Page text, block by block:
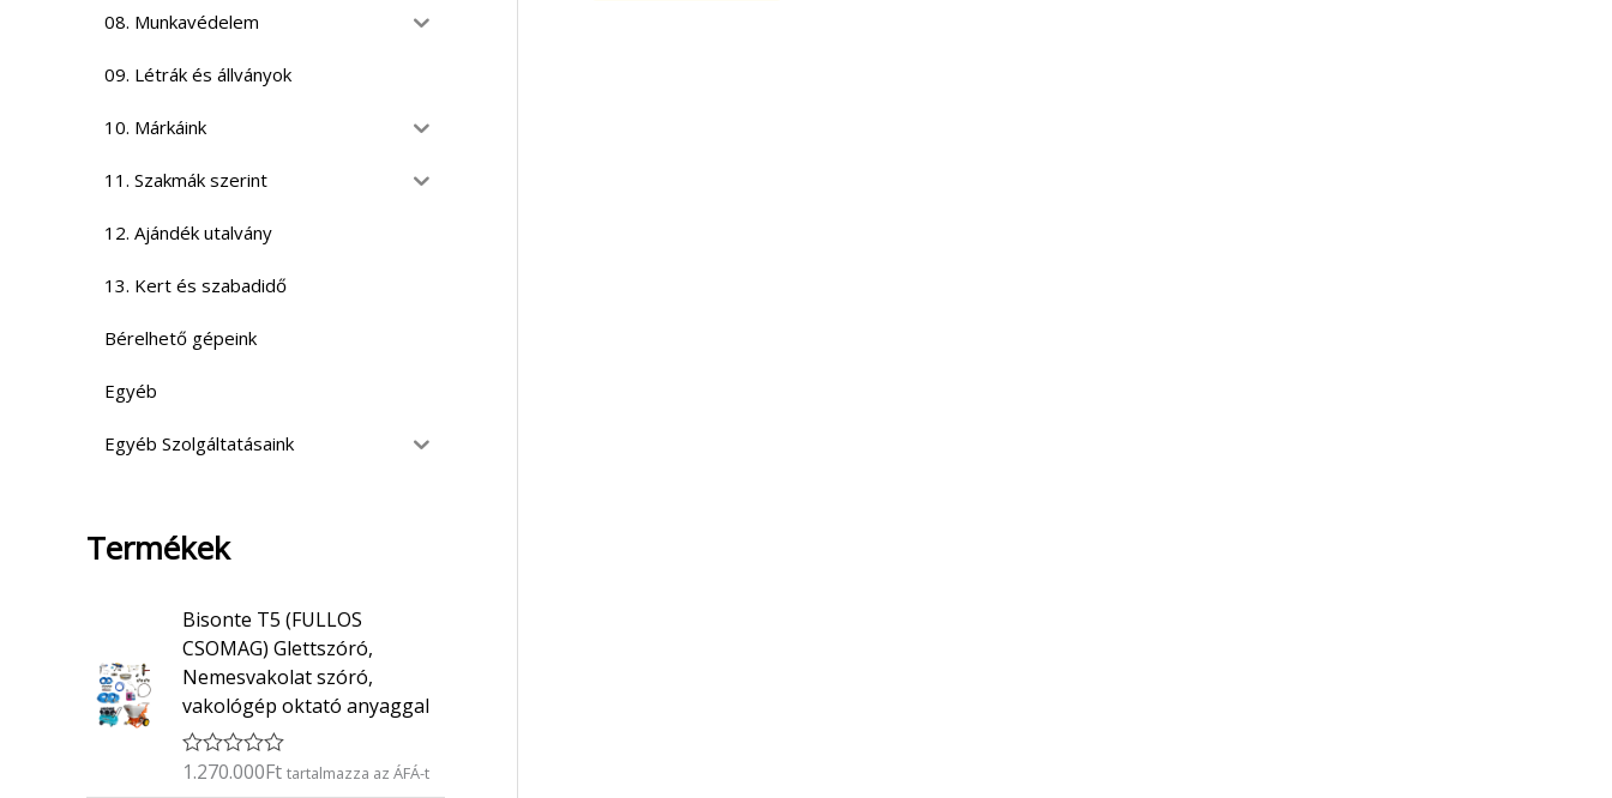
08. Munkavédelem
09. Létrák és állványok
10. Márkáink
11. Szakmák szerint
12. Ajándék utalvány
13. Kert és szabadidő
Bérelhető gépeink
Egyéb
Egyéb Szolgáltatásaink
Termékek
Bisonte T5 (FULLOS
CSOMAG) Glettszóró,
Nemesvakolat szóró,
vakológép oktató anyaggal
É1.270.000Ft tartalmazza az ÁFÁ-t